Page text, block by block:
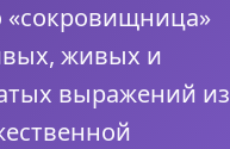
«сокровищница»
живых и
выражений из